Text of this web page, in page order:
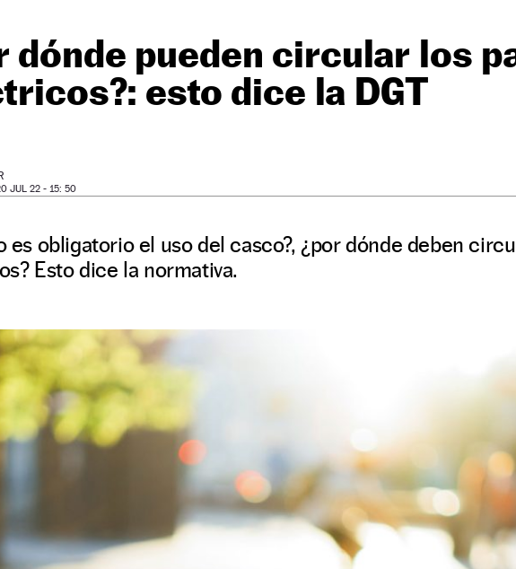
dónde pueden circular los
esto dice la DGT
JUL 22 - 15: 50
es obligatorio el uso del casco?, ¿por dónde deben
Esto dice la normativa.